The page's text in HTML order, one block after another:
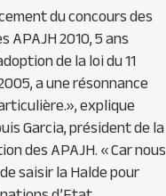
du concours des
APAJH2010, 5 ans
de la loi du 11
a une résonnance
, explique
Garcia, président de la
desAPAJH.« Car nous
saisir la Halde pour